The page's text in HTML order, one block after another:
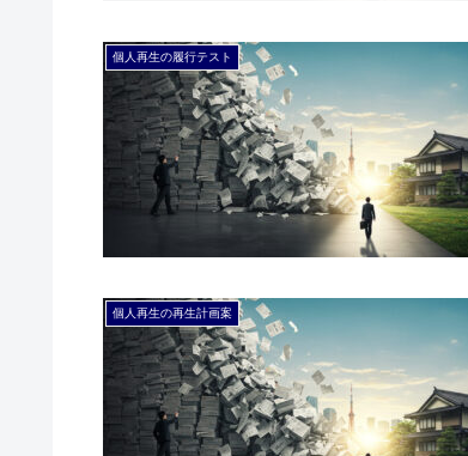
個人再生の履行テスト
個人再生の再生計画案